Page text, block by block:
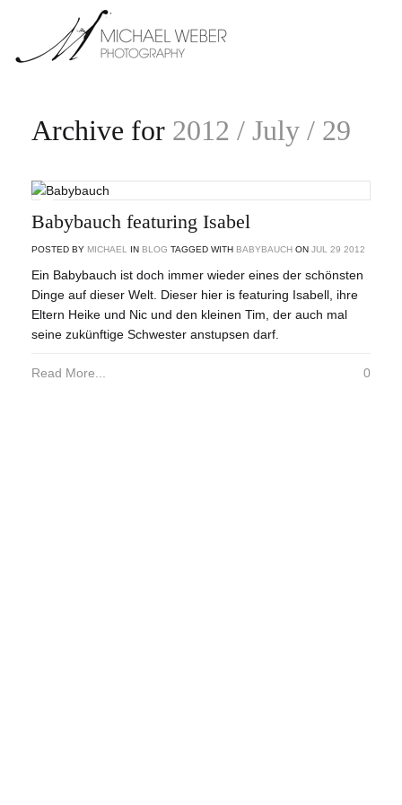
Archive for 2012 / July / 29
Babybauch featuring Isabel
POSTED BY MICHAEL IN BLOG TAGGED WITH BABYBAUCH ON JUL 29 2012
Ein Babybauch ist doch immer wieder eines der schönsten
Dinge auf dieser Welt. Dieser hier is featuring Isabell, ihre
Eltern Heike und Nic und den kleinen Tim, der auch mal
seine zukünftige Schwester anstupsen darf.
Read More... 0